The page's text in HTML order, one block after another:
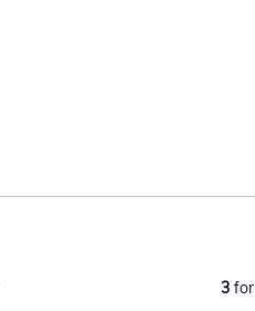
3 for